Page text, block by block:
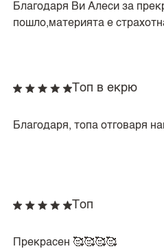
Благодаря Ви Алеси за
пошло,материята е
Топ в екрю
Благодаря, топа отговаря
Топ
Прекрасен 🥰🥰🥰🥰